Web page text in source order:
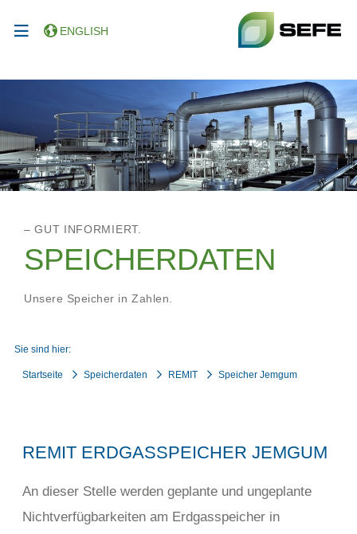
ENGLISH
– GUT INFORMIERT.
SPEICHERDATEN
Unsere Speicher in Zahlen.
Sie sind hier:
Startseite Speicherdaten REMIT Speicher Jemgum
REMIT ERDGASSPEICHER JEMGUM
An dieser Stelle werden geplante und ungeplante
Nichtverfügbarkeiten am Erdgasspeicher in